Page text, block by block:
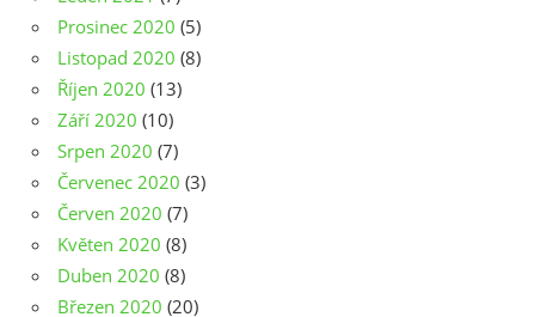
Prosinec 2020 (5)
Listopad 2020 (8)
Říjen 2020 (13)
Září 2020 (10)
Srpen 2020 (7)
Červenec 2020 (3)
Červen 2020 (7)
Květen 2020 (8)
Duben 2020 (8)
Březen 2020 (20)